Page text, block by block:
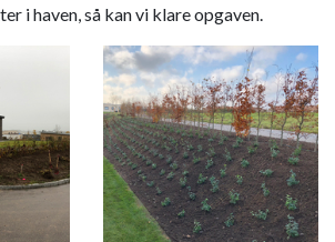
i haven, så kan vi klare opgaven.